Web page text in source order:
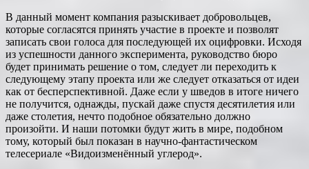
В данный момент компания разыскивает добровольцев,
которые согласятся принять участие в проекте и позволят
записать свои голоса для последующей их оцифровки. Исходя
из успешности данного эксперимента, руководство бюро
будет принимать решение о том, следует ли переходить к
следующему этапу проекта или же следует отказаться от идеи
как от бесперспективной. Даже если у шведов в итоге ничего
не получится, однажды, пускай даже спустя десятилетия или
даже столетия, нечто подобное обязательно должно
произойти. И наши потомки будут жить в мире, подобном
тому, который был показан в научно-фантастическом
телесериале «Видоизменённый углерод».